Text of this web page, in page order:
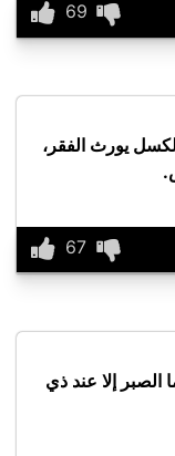
يورث الفقر،
الصبر إلا عند ذي